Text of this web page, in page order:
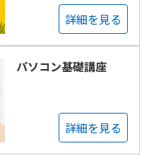
詳細を見る
パソコン基礎講座
詳細を見る